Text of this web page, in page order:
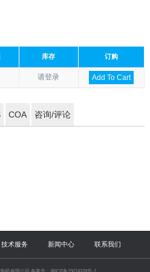
库存 订购
请登录 Add To Cart
COA 咨询/评论
技术服务 新闻中心 联系我们
药有限公司 备案号：湘ICP备15018328号-1